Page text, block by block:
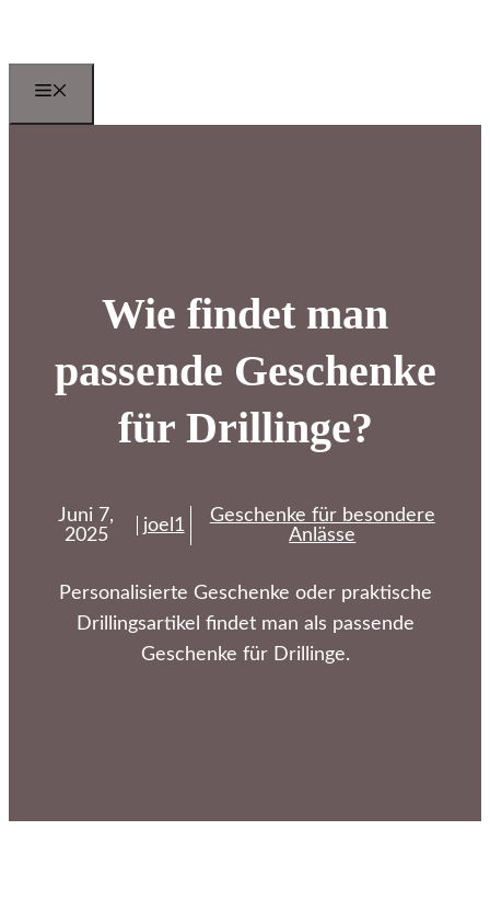
springen
Wie findet man
passende Geschenke
für Drillinge?
Juni 7,
2025
joel1
Geschenke für besondere
Anlässe
Personalisierte Geschenke oder praktische
Drillingsartikel findet man als passende
Geschenke für Drillinge.